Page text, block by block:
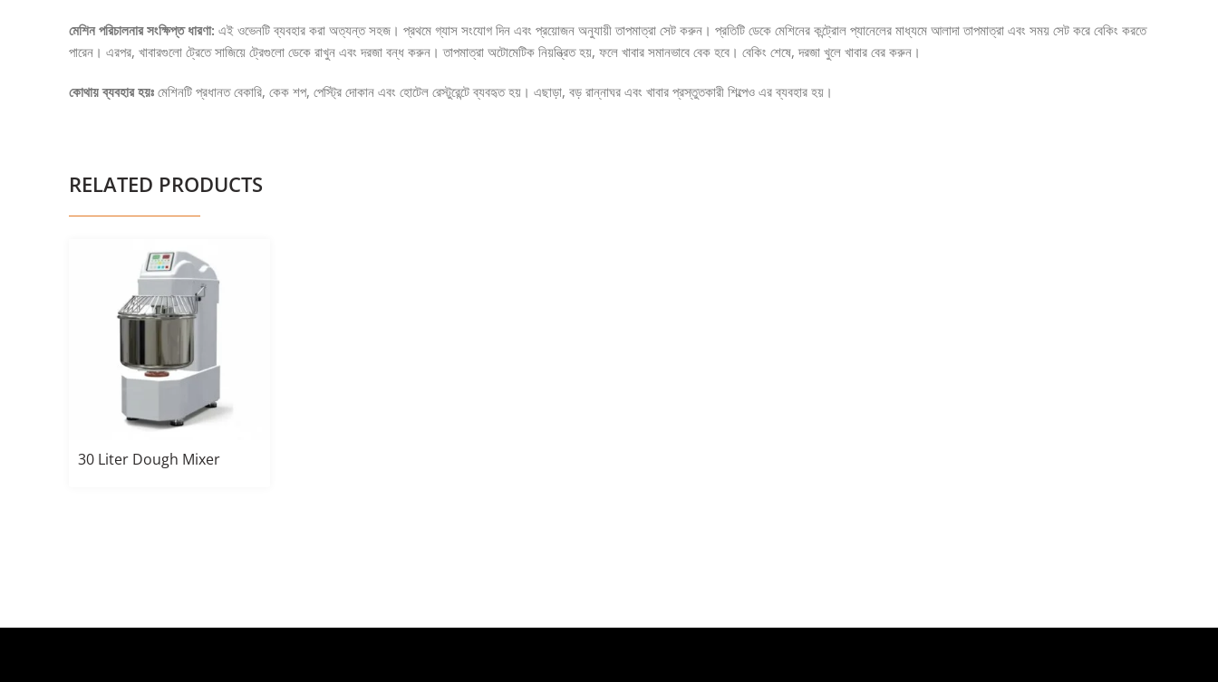
মেশিন পরিচালনার সংক্ষিপ্ত ধারণা: এই ওভেনটি ব্যবহার করা অত্যন্ত সহজ। প্রথমে গ্যাস সংযোগ দিন এবং প্রয়োজন অনুযায়ী তাপমাত্রা সেট করুন। প্রতিটি ডেকে মেশিনের কন্ট্রোল প্যানেলের মাধ্যমে আলাদা তাপমাত্রা এবং সময় সেট করে বেকিং করতে
পারেন। এরপর, খাবারগুলো ট্রেতে সাজিয়ে ট্রেগুলো ডেকে রাখুন এবং দরজা বন্ধ করুন। তাপমাত্রা অটোমেটিক নিয়ন্ত্রিত হয়, ফলে খাবার সমানভাবে বেক হবে। বেকিং শেষে, দরজা খুলে খাবার বের করুন।
কোথায় ব্যবহার হয়ঃমেশিনটি প্রধানত বেকারি, কেক শপ, পেস্ট্রি দোকান এবং হোটেল রেস্টুরেন্টে ব্যবহৃত হয়। এছাড়া, বড় রান্নাঘর এবং খাবার প্রস্তুতকারী শিল্পেও এর ব্যবহার হয়।
RELATED PRODUCTS
30 Liter Dough Mixer